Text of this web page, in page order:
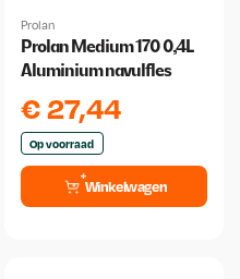
Prolan
Prolan Medium 170 0,4L
Aluminium navulfles
€27,44
Op voorraad
Winkelwagen